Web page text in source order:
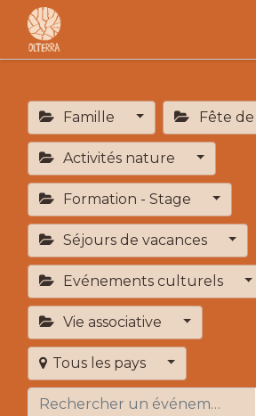
Famille Fête
Activités nature
Formation - Stage
Séjours de vacances
Evénements culturels
Vie associative
Tous les pays